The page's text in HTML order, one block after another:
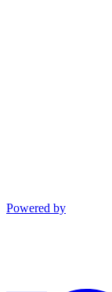
Powered by